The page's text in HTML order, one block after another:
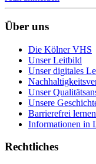
Über uns
Die Kölner VHS
Unser Leitbild
Unser digitales
Unser
Unsere
Barrierefrei lernen
Informationen in
Rechtliches